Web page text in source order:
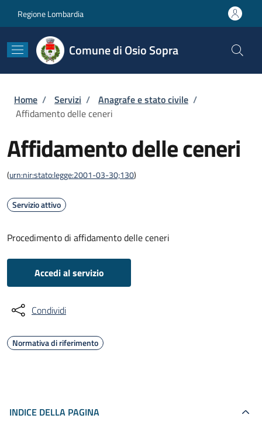
Regione Lombardia
Comune di Osio Sopra
Briciole di pane
Home / Servizi / Anagrafe e stato civile /
Affidamento delle ceneri
Affidamento delle ceneri
(urn:nir:stato:legge:2001-03-30;130)
Servizio attivo
Procedimento di affidamento delle ceneri
Accedi al servizio
Condividi
Normativa di riferimento
INDICE DELLA PAGINA